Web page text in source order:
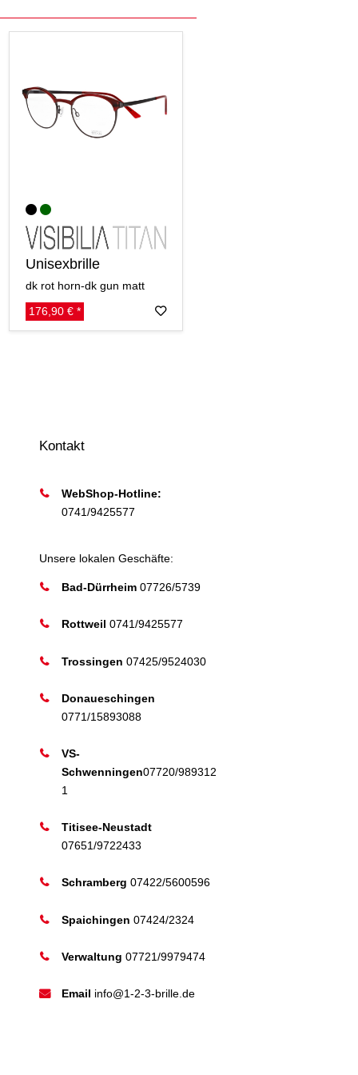
Unisexbrille
dk rot horn-dk gun matt
176,90 € *
Kontakt
WebShop-Hotline:
0741/9425577
Unsere lokalen Geschäfte:
Bad-Dürrheim 07726/5739
Rottweil 0741/9425577
Trossingen 07425/9524030
Donaueschingen
0771/15893088
VS-
Schwenningen07720/989312
1
Titisee-Neustadt
07651/9722433
Schramberg 07422/5600596
Spaichingen 07424/2324
Verwaltung 07721/9979474
Email info@1-2-3-brille.de